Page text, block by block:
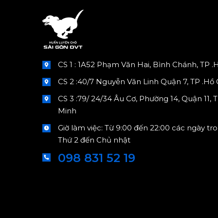
lỗi thường gặp khi huấn luyện chó Becgie và
cách khắc phục" 6. "Khám phá bí mật để có
chó Becgie ngoan ngoãn thông minh" 7.
"Nghệ thuật huấn luyện chó Becgie: Hướng
Kiên nhẫn là chìa khóa thành công" 9. "Làm
chủ cách huấn luyện chó Becgie trong 7
ngày" 10. "Tiếp cận...
CS 1 : 1A52 Phạm Văn Hai, Bình Chánh, TP
CS 2 :40/7 Nguyễn Văn Linh Quận 7, TP .Hồ
CS 3 :79/ 24/34 Âu Cơ, Phường 14, Quận 11,
Minh
Giờ làm việc: Từ 9:00 đến 22:00 các ngày
Thứ 2 đến Chủ nhật
098 831 52 19